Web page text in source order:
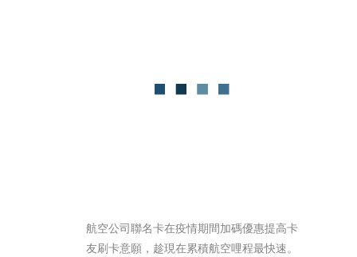
航空公司聯名卡在疫情期間加碼優惠提高卡
友刷卡意願，趁現在累積航空哩程最快速。